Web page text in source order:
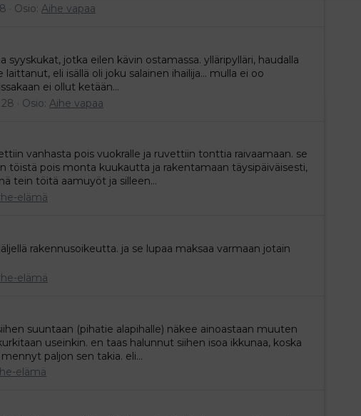
Osio: Aihe vapaa
syyskukat, jotka eilen kävin ostamassa. ylläripylläri, haudalla
eli isällä oli joku salainen ihailija... mulla ei oo
ei ollut ketään...
Osio: Aihe vapaa
vanhasta pois vuokralle ja ruvettiin tonttia raivaamaan. se
töistä pois monta kuukautta ja rakentamaan täysipäiväisesti,
tein töitä aamuyöt ja silleen...
elämä
rakennusoikeutta. ja se lupaa maksaa varmaan jotain
elämä
suuntaan (pihatie alapihalle) näkee ainoastaan muuten
useinkin. en taas halunnut siihen isoa ikkunaa, koska
paljon sen takia. eli...
elämä